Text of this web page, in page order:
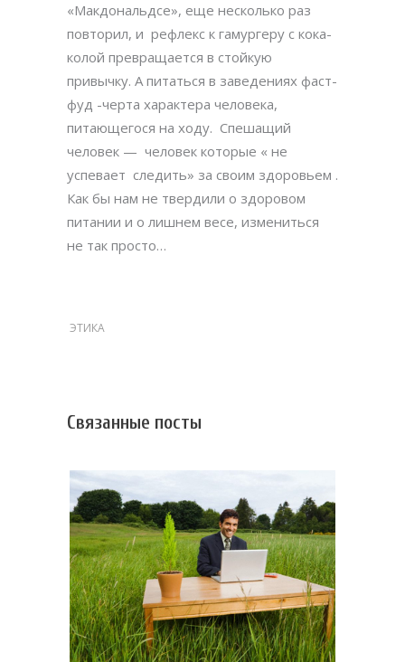
«Макдональдсе», еще несколько раз
повторил, и рефлекс к гамургеру с кока-
колой превращается в стойкую
привычку. А питаться в заведениях фаст-
фуд -черта характера человека,
питающегося на ходу. Спешащий
человек — человек которые « не
успевает следить» за своим здоровьем .
Как бы нам не твердили о здоровом
питании и о лишнем весе, измениться
не так просто…
ЭТИКА
Связанные посты